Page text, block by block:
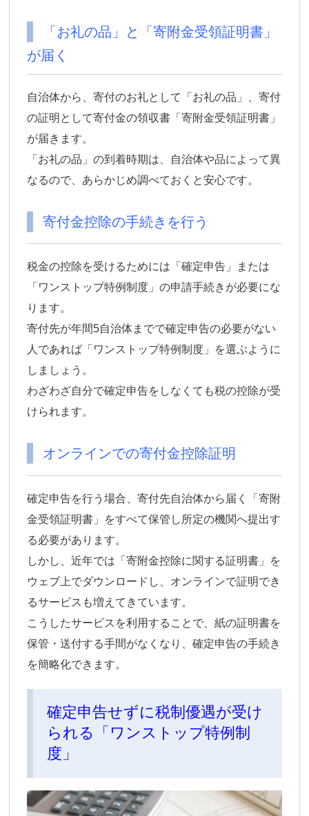
「お礼の品」と「寄附金受領証明書」
が届く
自治体から、寄付のお礼として「お礼の品」、寄付
の証明として寄付金の領収書「寄附金受領証明書」
が届きます。
「お礼の品」の到着時期は、自治体や品によって異
なるので、あらかじめ調べておくと安心です。
寄付金控除の手続きを行う
税金の控除を受けるためには「確定申告」または
「ワンストップ特例制度」の申請手続きが必要にな
ります。
寄付先が年間5自治体までで確定申告の必要がない
人であれば「ワンストップ特例制度」を選ぶように
しましょう。
わざわざ自分で確定申告をしなくても税の控除が受
けられます。
オンラインでの寄付金控除証明
確定申告を行う場合、寄付先自治体から届く「寄附
金受領証明書」をすべて保管し所定の機関へ提出す
る必要があります。
しかし、近年では「寄附金控除に関する証明書」を
ウェブ上でダウンロードし、オンラインで証明でき
るサービスも増えてきています。
こうしたサービスを利用することで、紙の証明書を
保管・送付する手間がなくなり、確定申告の手続き
を簡略化できます。
確定申告せずに税制優遇が受け
られる「ワンストップ特例制
度」